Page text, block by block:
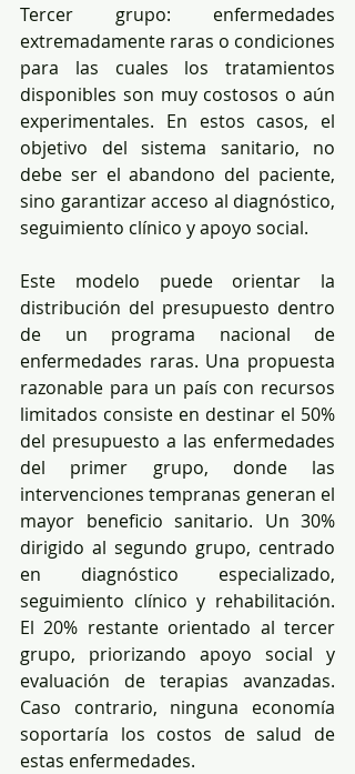
Tercer grupo: enfermedades
extremadamente raras o condiciones
para las cuales los tratamientos
disponibles son muy costosos o aún
experimentales. En estos casos, el
objetivo del sistema sanitario, no
debe ser el abandono del paciente,
sino garantizar acceso al diagnóstico,
seguimiento clínico y apoyo social.
Este modelo puede orientar la
distribución del presupuesto dentro
de un programa nacional de
enfermedades raras. Una propuesta
razonable para un país con recursos
limitados consiste en destinar el 50%
del presupuesto a las enfermedades
del primer grupo, donde las
intervenciones tempranas generan el
mayor beneficio sanitario. Un 30%
dirigido al segundo grupo, centrado
en diagnóstico especializado,
seguimiento clínico y rehabilitación.
El 20% restante orientado al tercer
grupo, priorizando apoyo social y
evaluación de terapias avanzadas.
Caso contrario, ninguna economía
soportaría los costos de salud de
estas enfermedades.